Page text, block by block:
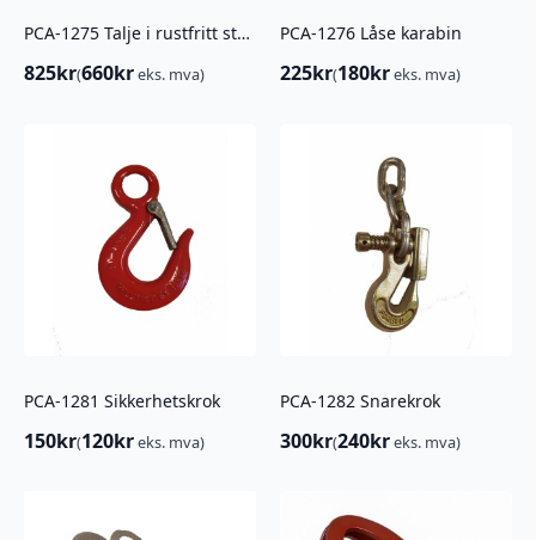
PCA-1275 Talje i rustfritt stål, Enkel
825kr(660kreks. mva)
PCA-1276 Låse karabin
225kr(180kreks. mva)
PCA-1281 Sikkerhetskrok
150kr(120kreks. mva)
PCA-1282 Snarekrok
300kr(240kreks. mva)